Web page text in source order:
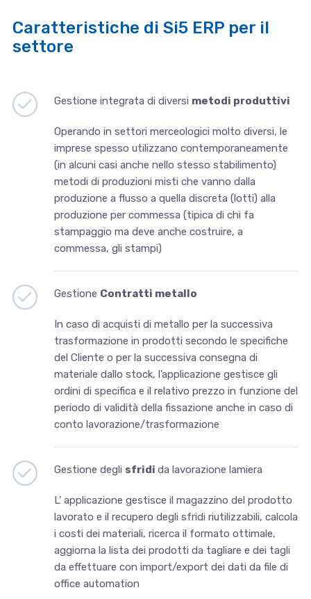
Caratteristiche di Si5 ERP per il
settore
Gestione integrata di diversi metodi produttivi
Operando in settori merceologici molto diversi, le
imprese spesso utilizzano contemporaneamente
(in alcuni casi anche nello stesso stabilimento)
metodi di produzioni misti che vanno dalla
produzione a flusso a quella discreta (lotti) alla
produzione per commessa (tipica di chi fa
stampaggio ma deve anche costruire, a
commessa, gli stampi)
Gestione Contratti metallo
In caso di acquisti di metallo per la successiva
trasformazione in prodotti secondo le specifiche
del Cliente o per la successiva consegna di
materiale dallo stock, l’applicazione gestisce gli
ordini di specifica e il relativo prezzo in funzione del
periodo di validità della fissazione anche in caso di
conto lavorazione/trasformazione
Gestione degli sfridi da lavorazione lamiera
L’ applicazione gestisce il magazzino del prodotto
lavorato e il recupero degli sfridi riutilizzabili, calcola
i costi dei materiali, ricerca il formato ottimale,
aggiorna la lista dei prodotti da tagliare e dei tagli
da effettuare con import/export dei dati da file di
office automation